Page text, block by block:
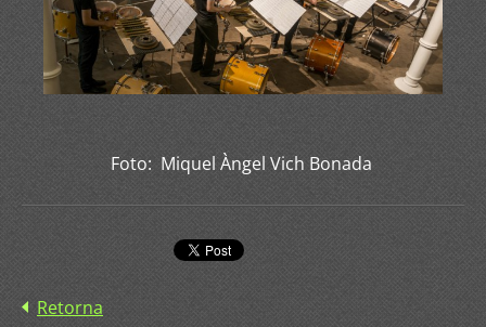
Foto: Miquel Àngel Vich Bonada
Retorna